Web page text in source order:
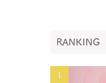
RANKING